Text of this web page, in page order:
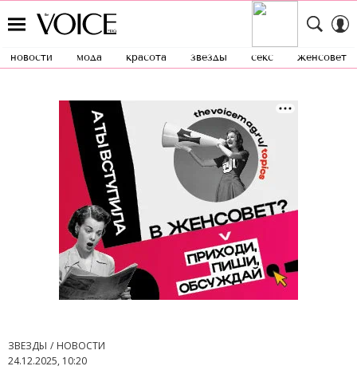
новости мода красота звезды секс женсовет
ЗВЕЗДЫ
НОВОСТИ
24.12.2025, 10:20